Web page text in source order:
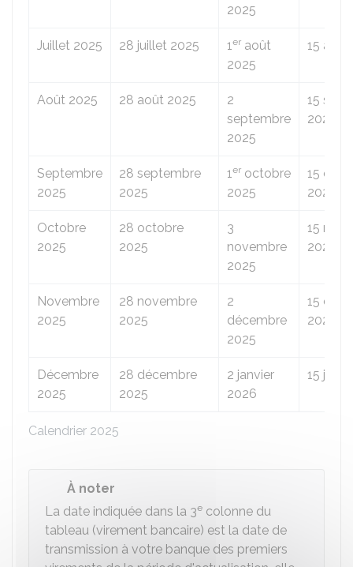
Calendrier 2025
2025
Juillet 2025 28 juillet 2025 1er août
2025
15
Août 2025 28 août 2025
2
septembre
2025
15
2025
Septembre
2025
28 septembre
2025
1er octobre
2025
15
2025
Octobre
2025
28 octobre
2025
3
novembre
2025
15
2025
Novembre
2025
28 novembre
2025
2
décembre
2025
15
2025
Décembre
2025
28 décembre
2025
2 janvier
2026
15
À noter
La date indiquée dans la 3e colonne du
tableau (virement bancaire) est la date de
transmission à votre banque des premiers